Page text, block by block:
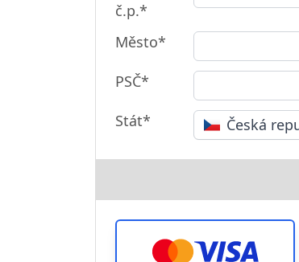
č.p.*
Město*
PSČ*
Stát* Česká